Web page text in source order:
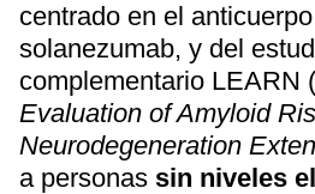
centrado en el
solanezumab, y del
complementario LEARN (
Evaluation of Amyloid
Neurodegeneration
a personas sin niveles